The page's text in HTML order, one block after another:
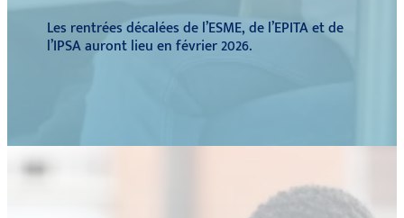
Les rentrées décalées de l’ESME, de l’EPITA et de
l’IPSA auront lieu en février 2026.